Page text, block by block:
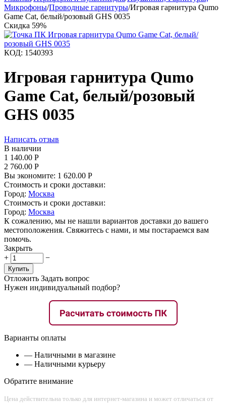
Микрофоны/Проводные гарнитуры/Игровая гарнитура Qumo
Game Cat, белый/розовый GHS 0035
Скидка 59%
КОД: 1540393
Игровая гарнитура Qumo
Game Cat, белый/розовый
GHS 0035
Написать отзыв
В наличии
1 140.00 Р
2 760.00 Р
Вы экономите: 1 620.00 Р
Стоимость и сроки доставки:
Город: Москва
Стоимость и сроки доставки:
Город: Москва
К сожалению, мы не нашли вариантов доставки до вашего
местоположения. Свяжитесь с нами, и мы постараемся вам
помочь.
Закрыть
+
−
Купить
Отложить Задать вопрос
Нужен индивидуальный подбор?
Варианты оплаты
— Наличными в магазине
— Наличными курьеру
Обратите внимание
Цена действительна только для интернет-магазина и может отличаться от